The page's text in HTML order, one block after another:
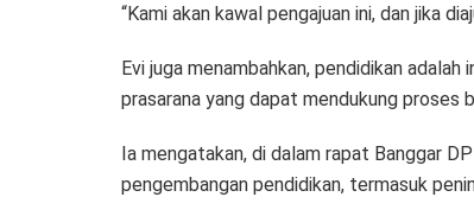
“Kami akan kawal pengajuan ini, dan jika
Evi juga menambahkan, pendidikan
prasarana yang dapat mendukung proses
Ia mengatakan, di dalam rapat Banggar
pengembangan pendidikan, termasuk